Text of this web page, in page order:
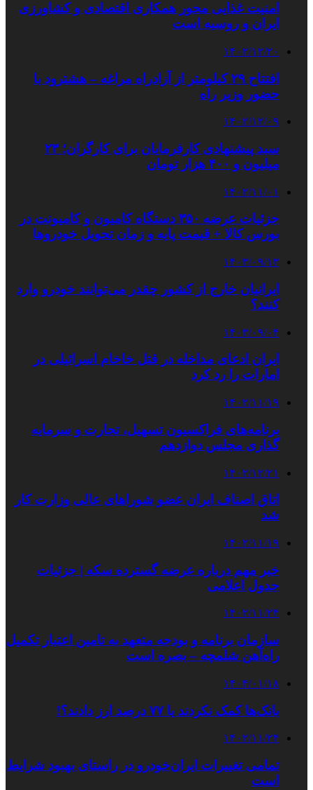
امنیت غذایی محور همکاری اقتصادی و کشاورزی
ایران و روسیه است
۱۴۰۲/۱۲/۲۰
افتتاح ۲۹ کیلومتر از آزادراه مراغه – هشترود با
حضور وزیر راه
۱۴۰۲/۱۲/۰۹
سبد پیشنهادی کارفرمایان برای کارگران؛ ۲۳
میلیون و ۴۰۰ هزار تومان
۱۴۰۲/۱۱/۰۱
جزئیات عرضه ۳۵۰ دستگاه کامیون و کامیونت در
بورس کالا + قیمت پایه و زمان تحویل خودروها
۱۴۰۳/۰۹/۱۳
ایرانیان خارج از کشور چقدر می‌توانند خودرو وارد
کنند؟
۱۴۰۳/۰۹/۰۴
ایران ادعای مداخله در قتل خاخام اسرائیلی در
امارات را رد کرد
۱۴۰۲/۱۱/۱۹
برنامه‌های فراکسیون تسهیل، تجارت و سرمایه‌
گذاری مجلس دوازدهم
۱۴۰۲/۱۲/۲۱
اتاق اصناف ایران عضو شوراهای عالی وزارت کار
شد
۱۴۰۲/۱۱/۱۹
خبر مهم درباره عرضه گسترده سکه | جزئیات
جدول اعلامی
۱۴۰۲/۱۱/۲۴
سازمان برنامه و بودجه متعهد به تامین اعتبار تکمیل
راه‌آهن شلمچه – بصره است
۱۴۰۴/۰۱/۱۸
بانک‌ها کمک نکردند یا ۷۷ درصد ارز دادند؟!
۱۴۰۲/۱۱/۲۴
تمامی تغییرات ایران‌خودرو در راستای بهبود شرایط
است